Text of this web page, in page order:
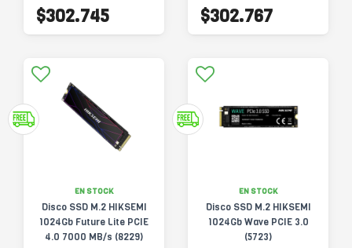
$302.745 $302.767
EN STOCK
Disco SSD M.2 HIKSEMI
1024Gb Future Lite PCIE
4.0 7000 MB/s (8229)
EN STOCK
Disco SSD M.2 HIKSEMI
1024Gb Wave PCIE 3.0
(5723)